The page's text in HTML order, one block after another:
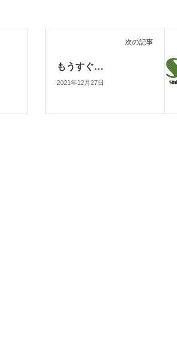
次の記事
もうすぐ…
2021年12月27日